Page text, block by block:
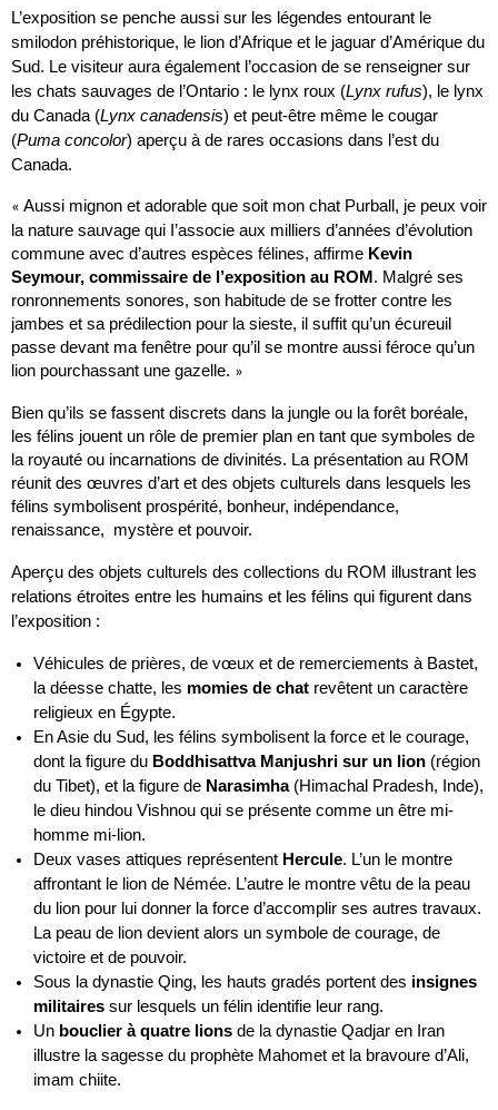
L’exposition se penche aussi sur les légendes entourant le
smilodon préhistorique, le lion d’Afrique et le jaguar d’Amérique du
Sud. Le visiteur aura également l’occasion de se renseigner sur
les chats sauvages de l’Ontario : le lynx roux (Lynx rufus), le lynx
du Canada (Lynx canadensis) et peut-être même le cougar
(Puma concolor) aperçu à de rares occasions dans l’est du
Canada.
« Aussi mignon et adorable que soit mon chat Purball, je peux voir
la nature sauvage qui I’associe aux milliers d’années d’évolution
commune avec d’autres espèces félines, affirme Kevin
Seymour, commissaire de l’exposition au ROM . Malgré ses
ronronnements sonores, son habitude de se frotter contre les
jambes et sa prédilection pour la sieste, il suffit qu’un écureuil
passe devant ma fenêtre pour qu’il se montre aussi féroce qu’un
lion pourchassant une gazelle. »
Bien qu’ils se fassent discrets dans la jungle ou la forêt boréale,
les félins jouent un rôle de premier plan en tant que symboles de
la royauté ou incarnations de divinités. La présentation au ROM
réunit des œuvres d’art et des objets culturels dans lesquels les
félins symbolisent prospérité, bonheur, indépendance,
renaissance, mystère et pouvoir.
Aperçu des objets culturels des collections du ROM illustrant les
relations étroites entre les humains et les félins qui figurent dans
l’exposition :
Véhicules de prières, de vœux et de remerciements à Bastet,
la déesse chatte, les momies de chat revêtent un caractère
religieux en Égypte.
En Asie du Sud, les félins symbolisent la force et le courage,
dont la figure du Boddhisattva Manjushri sur un lion (région
du Tibet), et la figure de Narasimha(Himachal Pradesh, Inde),
le dieu hindou Vishnou qui se présente comme un être mi-
homme mi-lion.
Deux vases attiques représentent Hercule. L’un le montre
affrontant le lion de Némée. L’autre le montre vêtu de la peau
du lion pour lui donner la force d’accomplir ses autres travaux.
La peau de lion devient alors un symbole de courage, de
victoire et de pouvoir.
Sous la dynastie Qing, les hauts gradés portent des insignes
militaires sur lesquels un félin identifie leur rang.
Un bouclier à quatre lions de la dynastie Qadjar en Iran
illustre la sagesse du prophète Mahomet et la bravoure d’Ali,
imam chiite.